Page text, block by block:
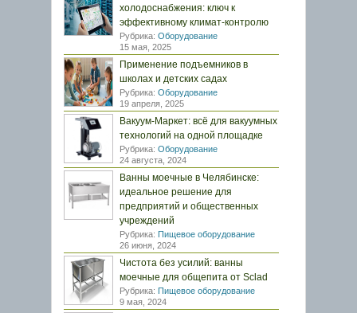
холодоснабжения: ключ к
эффективному климат-контролю
Рубрика: Оборудование
15 мая, 2025
Применение подъемников в
школах и детских садах
Рубрика: Оборудование
19 апреля, 2025
Вакуум-Маркет: всё для вакуумных
технологий на одной площадке
Рубрика: Оборудование
24 августа, 2024
Ванны моечные в Челябинске:
идеальное решение для
предприятий и общественных
учреждений
Рубрика: Пищевое оборудование
26 июня, 2024
Чистота без усилий: ванны
моечные для общепита от Sclad
Рубрика: Пищевое оборудование
9 мая, 2024